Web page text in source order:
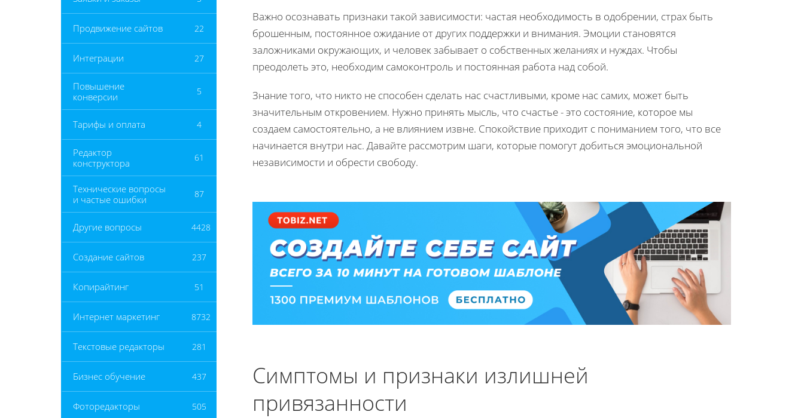
Продвижение сайтов 22
Интеграции 27
Повышение
конверсии
5
Тарифы и оплата 4
Редактор
конструктора
61
Технические вопросы
и частые ошибки
87
Другие вопросы 4428
Создание сайтов 237
Копирайтинг 51
Интернет маркетинг 8732
Текстовые редакторы 281
Бизнес обучение 437
Фоторедакторы 505
Важно осознавать признаки такой зависимости: частая необходимость в одобрении, страх быть
брошенным, постоянное ожидание от других поддержки и внимания. Эмоции становятся
заложниками окружающих, и человек забывает о собственных желаниях и нуждах. Чтобы
преодолеть это, необходим самоконтроль и постоянная работа над собой.
Знание того, что никто не способен сделать нас счастливыми, кроме нас самих, может быть
значительным откровением. Нужно принять мысль, что счастье - это состояние, которое мы
создаем самостоятельно, а не влиянием извне. Спокойствие приходит с пониманием того, что все
начинается внутри нас. Давайте рассмотрим шаги, которые помогут добиться эмоциональной
независимости и обрести свободу.
Симптомы и признаки излишней
привязанности